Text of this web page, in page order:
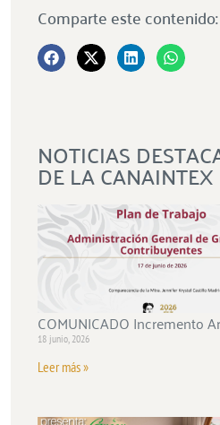
Comparte este contenido:
NOTICIAS
DE LA CANAINTEX
COMUNICADO Incremento
18 junio, 2026
Leer más »